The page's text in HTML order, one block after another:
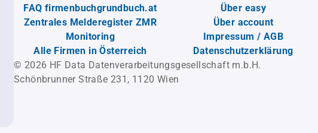
FAQ firmenbuchgrundbuch.at
Zentrales Melderegister ZMR
Monitoring
Alle Firmen in Österreich
Über easy
Über account
Impressum / AGB
Datenschutzerklärung
© 2026 HF Data Datenverarbeitungsgesellschaft m.b.H.
Schönbrunner Straße 231, 1120 Wien